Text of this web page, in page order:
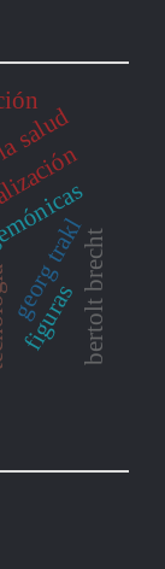
salud
georg traklbertolt brecht
figuras